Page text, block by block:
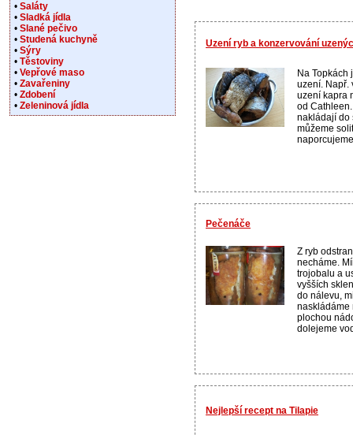
Uzení ryb a konzervování
Na Topkách
uzení. Např.
uzení kapra
od
nakládají do
můžeme
Pečenáče
Z ryb
necháme.
trojobalu a
vyšších
do nálevu,
naskládáme
plochou
dolejeme
Nejlepší recept na Tilapie
• Saláty
• Sladká jídla
• Slané pečivo
• Studená kuchyně
• Sýry
• Těstoviny
• Vepřové maso
• Zavařeniny
• Zdobení
• Zeleninová jídla